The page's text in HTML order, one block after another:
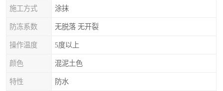
施工方式 涂抹
防冻系数 无脱落 无开裂
操作温度 5度以上
颜色 混泥土色
特性 防水